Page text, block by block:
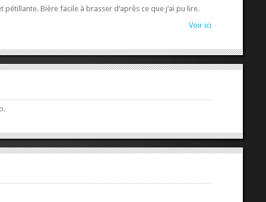
Bière facile à brasser d’après ce que j’ai pu lire.
Voir ici